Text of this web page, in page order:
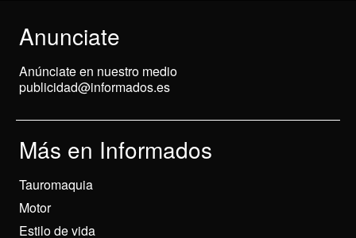
Anunciate
Anúnciate en nuestro medio
publicidad@informados.es
Más en Informados
Tauromaquia
Motor
Estilo de vida